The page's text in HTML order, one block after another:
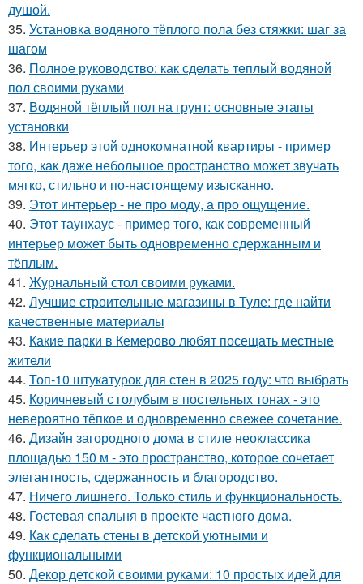
душой.
35. Установка водяного тёплого пола без стяжки: шаг за
шагом
36. Полное руководство: как сделать теплый водяной
пол своими руками
37. Водяной тёплый пол на грунт: основные этапы
установки
38. Интерьер этой однокомнатной квартиры - пример
того, как даже небольшое пространство может звучать
мягко, стильно и по-настоящему изысканно.
39. Этот интерьер - не про моду, а про ощущение.
40. Этот таунхаус - пример того, как современный
интерьер может быть одновременно сдержанным и
тёплым.
41. Журнальный стол своими руками.
42. Лучшие строительные магазины в Туле: где найти
качественные материалы
43. Какие парки в Кемерово любят посещать местные
жители
44. Топ-10 штукатурок для стен в 2025 году: что выбрать
45. Коричневый с голубым в постельных тонах - это
невероятно тёпкое и одновременно свежее сочетание.
46. Дизайн загородного дома в стиле неоклассика
площадью 150 м - это пространство, которое сочетает
элегантность, сдержанность и благородство.
47. Ничего лишнего. Только стиль и функциональность.
48. Гостевая спальня в проекте частного дома.
49. Как сделать стены в детской уютными и
функциональными
50. Декор детской своими руками: 10 простых идей для